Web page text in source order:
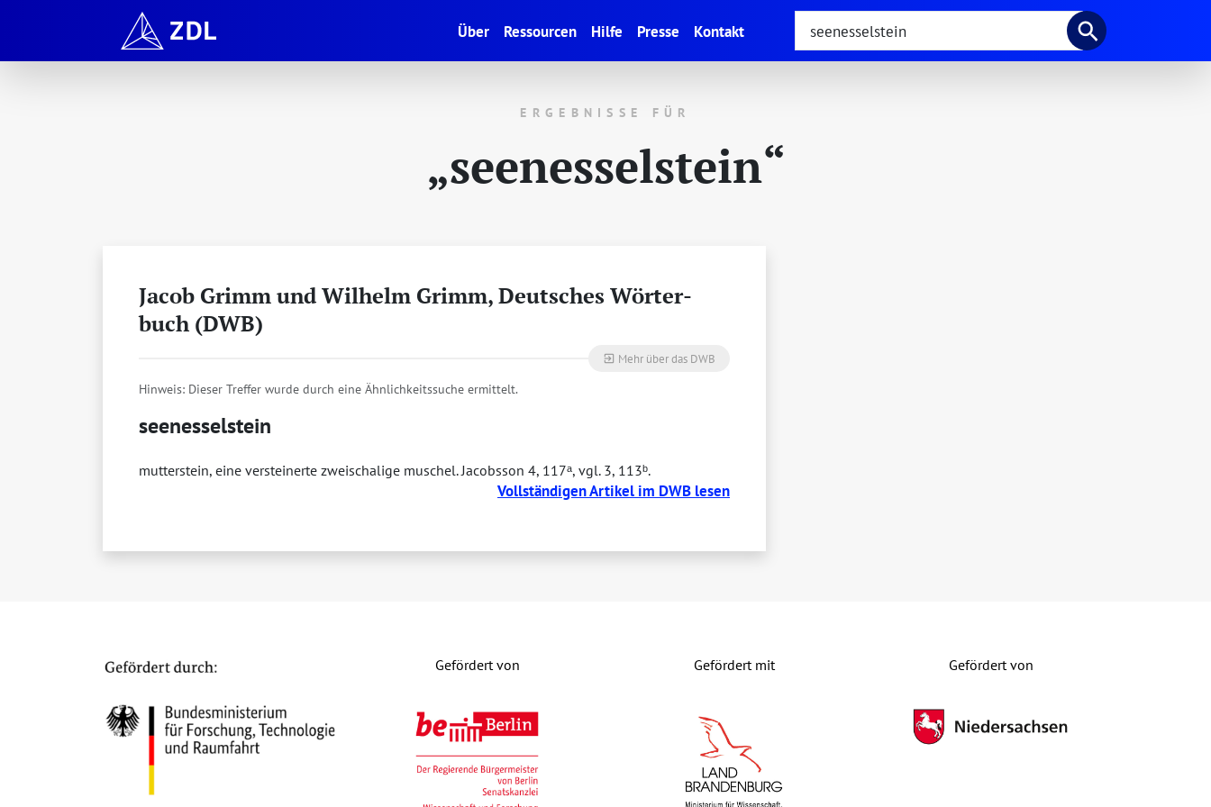
Über(current)
Ressourcen Hilfe Presse Kontakt
ERGEBNISSE FÜR
„seenesselstein“
Jacob Grimm und Wil­helm Grimm, Deut­sches Wör­ter­
buch (DWB)
exit_to_app Mehr über das DWB
Hinweis: Dieser Treffer wurde durch eine Ähnlichkeitssuche ermittelt.
seenesselstein
mutterstein, eine versteinerte zweischalige muschel. Jacobsson 4, 117ᵃ, vgl. 3, 113ᵇ.
Vollständigen Artikel im DWB lesen
Gefördert von Gefördert mit Gefördert von